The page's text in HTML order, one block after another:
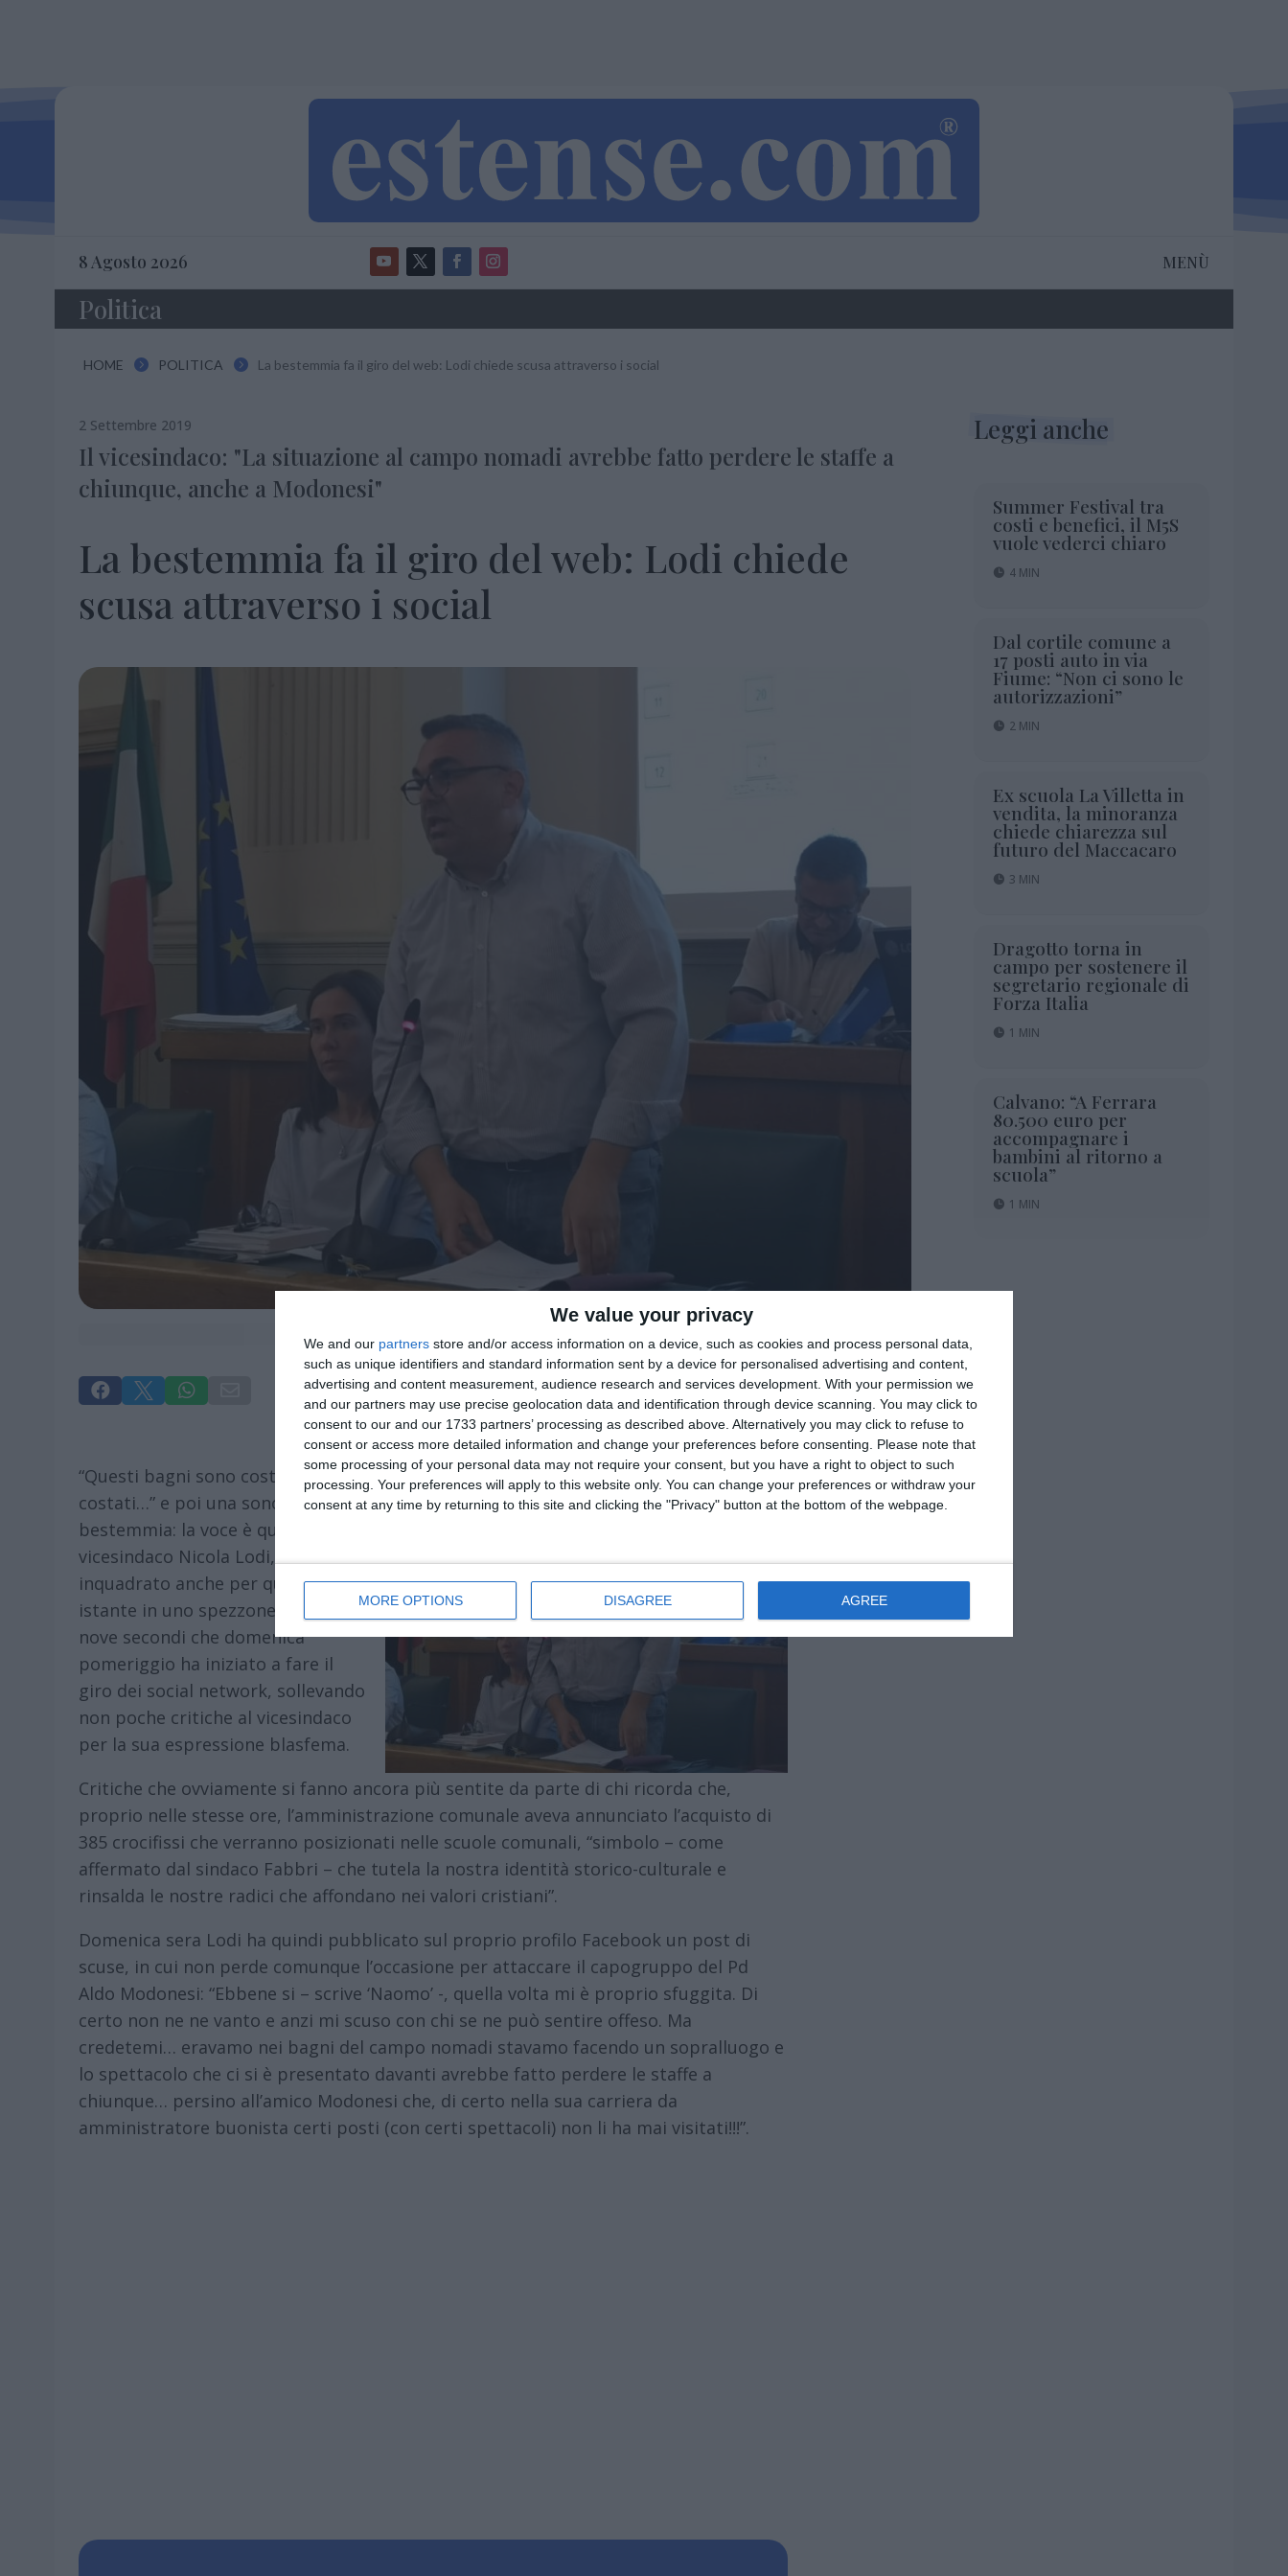
We value your privacy
We and our partners store and/or access information on a device, such as cookies and process personal data,
such as unique identifiers and standard information sent by a device for personalised advertising and content,
advertising and content measurement, audience research and services development. With your permission we
and our partners may use precise geolocation data and identification through device scanning. You may click to
consent to our and our 1733 partners’ processing as described above. Alternatively you may click to refuse to
consent or access more detailed information and change your preferences before consenting.
Please note that
some processing of your personal data may not require your consent, but you have a right to object to such
processing. Your preferences will apply to this website only. You can change your preferences or withdraw your
consent at any time by returning to this site and clicking the "Privacy" button at the bottom of the webpage.
MORE OPTIONS DISAGREE AGREE
8 Agosto 2026 MENÙ
Politica
HOME  POLITICA  La bestemmia fa il giro del web: Lodi chiede scusa attraverso i social
2 Settembre 2019
Il vicesindaco: "La situazione al campo nomadi avrebbe fatto perdere le staffe a
chiunque, anche a Modonesi"
La bestemmia fa il giro del web: Lodi chiede
scusa attraverso i social
  
Leggi anche
Summer Festival tra
costi e benefici, il M5S
vuole vederci chiaro
4 MIN
Dal cortile comune a
17 posti auto in via
Fiume: “Non ci sono le
autorizzazioni”
2 MIN
Ex scuola La Villetta in
vendita, la minoranza
chiede chiarezza sul
futuro del Maccacaro
3 MIN
Dragotto torna in
campo per sostenere il
segretario regionale di
Forza Italia
1 MIN
Calvano: “A Ferrara
80.500 euro per
accompagnare i
bambini al ritorno a
scuola”
1 MIN
“Questi bagni sono costati… sono
costati…” e poi una sonora
bestemmia: la voce è quella del
vicesindaco Nicola Lodi,
inquadrato anche per qualche
istante in uno spezzone video da
nove secondi che domenica
pomeriggio ha iniziato a fare il
giro dei social network, sollevando
non poche critiche al vicesindaco
per la sua espressione blasfema.
Critiche che ovviamente si fanno ancora più sentite da parte di chi ricorda che,
proprio nelle stesse ore, l’amministrazione comunale aveva annunciato l’acquisto di
385 crocifissi che verranno posizionati nelle scuole comunali, “simbolo – come
affermato dal sindaco Fabbri – che tutela la nostra identità storico-culturale e
rinsalda le nostre radici che affondano nei valori cristiani”.
Domenica sera Lodi ha quindi pubblicato sul proprio profilo Facebook un post di
scuse, in cui non perde comunque l’occasione per attaccare il capogruppo del Pd
Aldo Modonesi: “Ebbene si – scrive ‘Naomo’ -, quella volta mi è proprio sfuggita. Di
certo non ne ne vanto e anzi mi scuso con chi se ne può sentire offeso. Ma
credetemi… eravamo nei bagni del campo nomadi stavamo facendo un sopralluogo e
lo spettacolo che ci si è presentato davanti avrebbe fatto perdere le staffe a
chiunque… persino all’amico Modonesi che, di certo nella sua carriera da
amministratore buonista certi posti (con certi spettacoli) non li ha mai visitati!!!”.